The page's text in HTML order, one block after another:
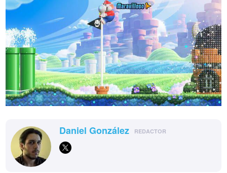
Daniel González REDACTOR